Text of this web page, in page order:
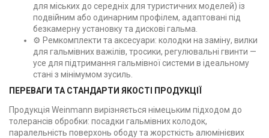
для міських до середніх для туристичних моделей) із
подвійним або одинарним профілем, адаптовані під
безкамерну установку та дискові гальма.
⚙️ Ремкомплекти та аксесуари: колодки на заміну, вилки
для гальмівних важілів, тросики, регулювальні гвинти —
усе для підтримання гальмівної системи в ідеальному
стані з мінімумом зусиль.
ПЕРЕВАГИ ТА СТАНДАРТИ ЯКОСТІ ПРОДУКЦІЇ
Продукція Weinmann вирізняється німецьким підходом до
толерансів обробки: посадки гальмівних колодок,
паралельність поверхонь ободу та жорсткість алюмінієвих